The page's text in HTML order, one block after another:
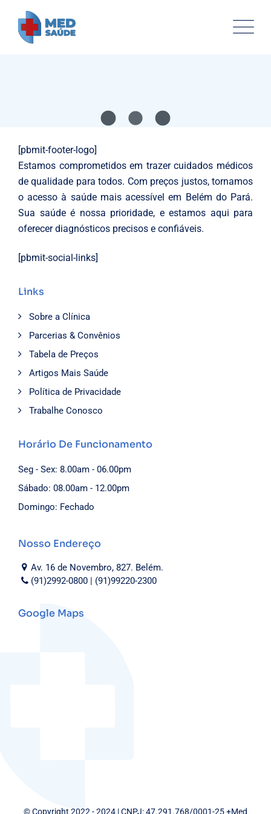
Health
Neurosurgery Surgeon
Osteopaths
[pbmit-footer-logo]
Estamos comprometidos em trazer cuidados médicos
de qualidade para todos. Com preços justos, tornamos
o acesso à saúde mais acessível em Belém do Pará.
Sua saúde é nossa prioridade, e estamos aqui para
oferecer diagnósticos precisos e confiáveis.
[pbmit-social-links]
Links
Sobre a Clínica
Parcerias & Convênios
Tabela de Preços
Artigos Mais Saúde
Política de Privacidade
Trabalhe Conosco
Horário De Funcionamento
Seg - Sex: 8.00am - 06.00pm
Sábado: 08.00am - 12.00pm
Domingo: Fechado
Nosso Endereço
Av. 16 de Novembro, 827. Belém.
(91)2992-0800 | (91)99220-2300
Google Maps
© Copyright 2022 - 2024 | CNPJ: 47.291.768/0001-25 +Med